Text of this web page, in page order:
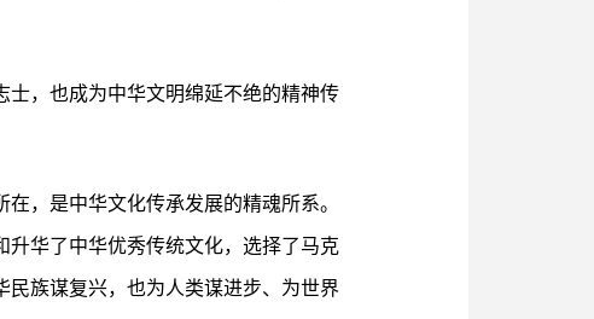
，也成为中华文明绵延不绝的精神传
，是中华文化传承发展的精魂所系。
华了中华优秀传统文化，选择了马克
族谋复兴，也为人类谋进步、为世界